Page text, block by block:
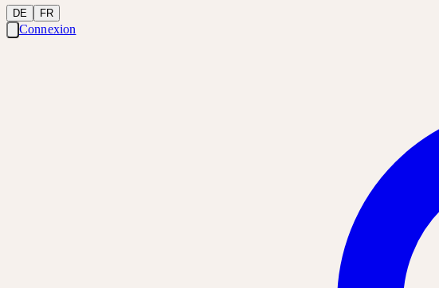
DE FR
Connexion